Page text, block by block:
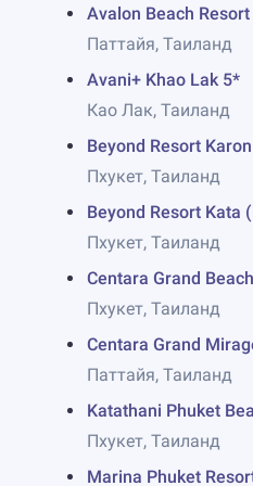
Avalon Beach
Паттайя, Таиланд
Avani+ Khao Lak 5*
Као Лак, Таиланд
Beyond Resort
Пхукет, Таиланд
Beyond Resort Kata
Пхукет, Таиланд
Centara Grand
Пхукет, Таиланд
Centara Grand
Паттайя, Таиланд
Katathani Phuket
Пхукет, Таиланд
Marina Phuket